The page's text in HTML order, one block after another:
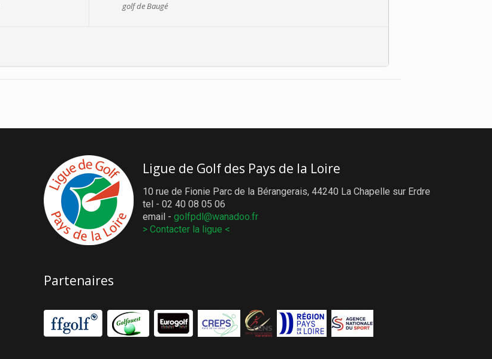
golf de Baugé
Ligue de Golf des Pays de la Loire
10 rue de Fionie Parc de la Bérangerais, 44240 La Chapelle sur Erdre
tel - 02 40 08 05 06
email - golfpdl@wanadoo.fr
> Contacter la ligue <
Partenaires